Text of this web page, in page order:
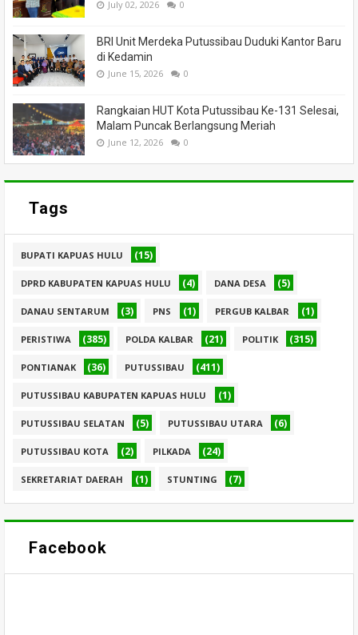
July 02, 2026 0
BRI Unit Merdeka Putussibau Duduki Kantor Baru
di Kedamin
June 15, 2026 0
Rangkaian HUT Kota Putussibau Ke-131 Selesai,
Malam Puncak Berlangsung Meriah
June 12, 2026 0
Tags
BUPATI KAPUAS HULU (15)
DPRD KABUPATEN KAPUAS HULU (4) DANA DESA (5)
DANAU SENTARUM (3) PNS (1) PERGUB KALBAR (1)
PERISTIWA (385) POLDA KALBAR (21) POLITIK (315)
PONTIANAK (36) PUTUSSIBAU (411)
PUTUSSIBAU KABUPATEN KAPUAS HULU (1)
PUTUSSIBAU SELATAN (5) PUTUSSIBAU UTARA (6)
PUTUSSIBAU KOTA (2) PILKADA (24)
SEKRETARIAT DAERAH (1) STUNTING (7)
Facebook